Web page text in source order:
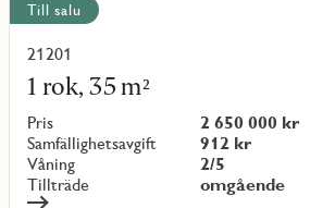
Till salu
21201
1 rok, 35 m²
Pris
2 650 000 kr
Samfällighetsavgift
912 kr
Våning
2/5
Tillträde
omgående
Läs
mer
om
objekt
{objectNumber}